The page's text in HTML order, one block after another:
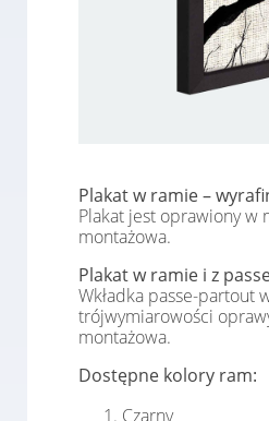
Plakat w ramie –
Plakat jest oprawiony w
montażowa.
Plakat w ramie i z
Wkładka passe-partout
trójwymiarowości
montażowa.
Dostępne kolory ram:
Czarny